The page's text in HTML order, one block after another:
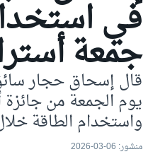
موتو جي بي
في
جمعة
قال إسحاق حجار
يوم الجمعة من جائزة
واستخدام الطاقة
منشور: 06-03-2026